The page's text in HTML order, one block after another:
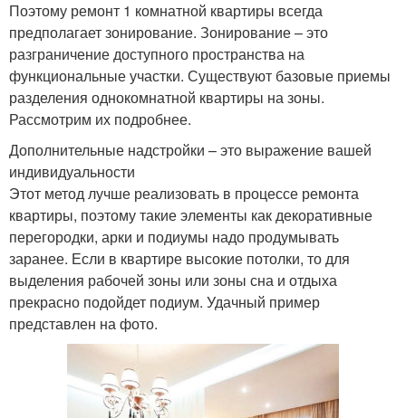
Поэтому ремонт 1 комнатной квартиры всегда
предполагает зонирование. Зонирование – это
разграничение доступного пространства на
функциональные участки. Существуют базовые приемы
разделения однокомнатной квартиры на зоны.
Рассмотрим их подробнее.
Дополнительные надстройки – это выражение вашей
индивидуальности
Этот метод лучше реализовать в процессе ремонта
квартиры, поэтому такие элементы как декоративные
перегородки, арки и подиумы надо продумывать
заранее. Если в квартире высокие потолки, то для
выделения рабочей зоны или зоны сна и отдыха
прекрасно подойдет подиум. Удачный пример
представлен на фото.